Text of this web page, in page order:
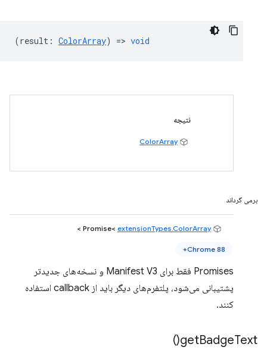
(result : ColorArray) => void
نتیجه
ColorArray
برمی گرداند
Promise<
extensionTypes.ColorArray
>
Chrome 88+
Promises فقط برای Manifest V3 و نسخه‌های جدیدتر
پشتیبانی می‌شود، پلتفرم‌های دیگر باید از callback استفاده
کنند.
getBadgeText(
)